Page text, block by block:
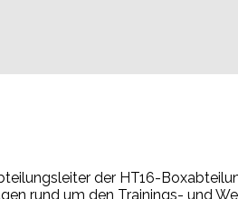
der HT16-
rund um den Trainings- und